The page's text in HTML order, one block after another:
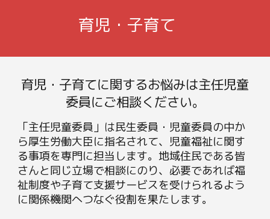
育児・子育て
育児・子育てに関するお悩みは主任児童
委員にご相談ください。
「主任児童委員」は民生委員・児童委員の中か
ら厚生労働大臣に指名されて、児童福祉に関す
る事項を専門に担当します。地域住民である皆
さんと同じ立場で相談にのり、必要であれば福
祉制度や子育て支援サービスを受けられるよう
に関係機関へつなぐ役割を果たします。